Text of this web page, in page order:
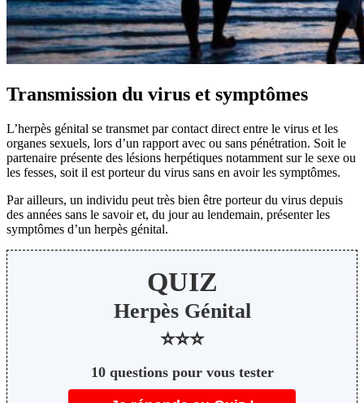
Transmission du virus et symptômes
L’herpès génital se transmet par contact direct entre le virus et les
organes sexuels, lors d’un rapport avec ou sans pénétration. Soit le
partenaire présente des lésions herpétiques notamment sur le sexe ou
les fesses, soit il est porteur du virus sans en avoir les symptômes.
Par ailleurs, un individu peut très bien être porteur du virus depuis
des années sans le savoir et, du jour au lendemain, présenter les
symptômes d’un herpès génital.
QUIZ
️Herpès Génital
⭐⭐⭐
️10 questions pour vous tester